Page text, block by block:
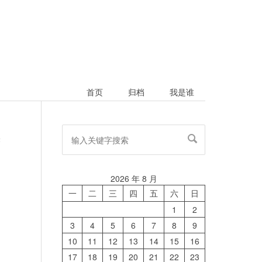
首页
归档 我是谁
2026 年 8 月
一
二 三 四 五 六
日
1
2
3
4 5 6 7 8
9
10
11 12 13 14 15
16
17
18 19 20 21 22
23